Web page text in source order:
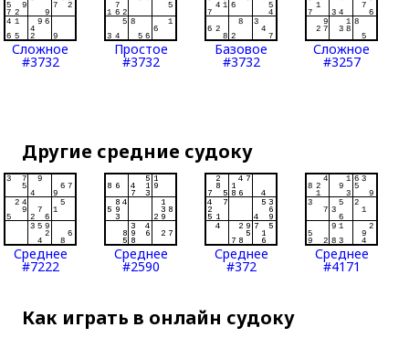
Сложное
#3732
Простое
#3732
Базовое
#3732
Сложное
#3257
Другие средние судоку
Среднее
#7222
Среднее
#2590
Среднее
#372
Среднее
#4171
Как играть в онлайн судоку